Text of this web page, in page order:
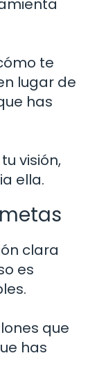
te
lugar de
has
visión,
ella.
clara
es
que
has